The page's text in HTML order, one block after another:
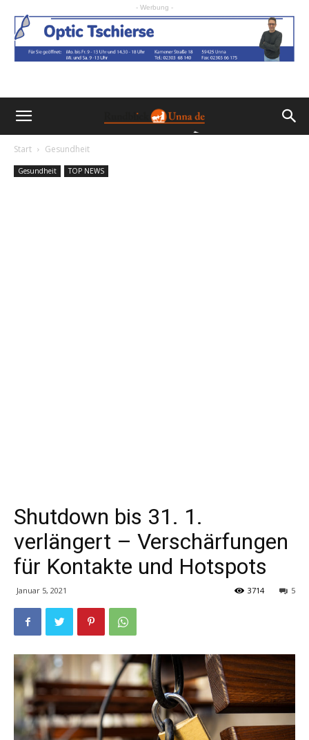
- Werbung -
Start Gesundheit
Gesundheit TOP NEWS
Shutdown bis 31. 1.
verlängert – Verschärfungen
für Kontakte und Hotspots
Januar 5, 2021 5
3714